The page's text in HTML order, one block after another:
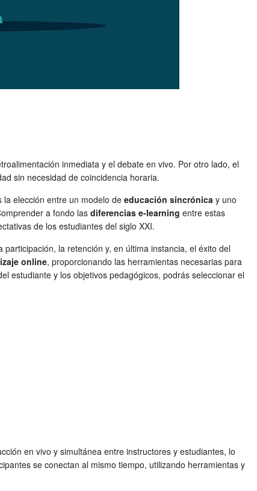
inmediata y el debate en vivo. Por otro lado, el
sin necesidad de coincidencia horaria.
elección entre un modelo de educación sincrónica y uno
a fondo las diferencias e-learning entre estas
de los estudiantes del siglo XXI.
la retención y, en última instancia, el éxito del
online, proporcionando las herramientas necesarias para
estudiante y los objetivos pedagógicos, podrás seleccionar el
en vivo y simultánea entre instructores y estudiantes, lo
se conectan al mismo tiempo, utilizando herramientas y